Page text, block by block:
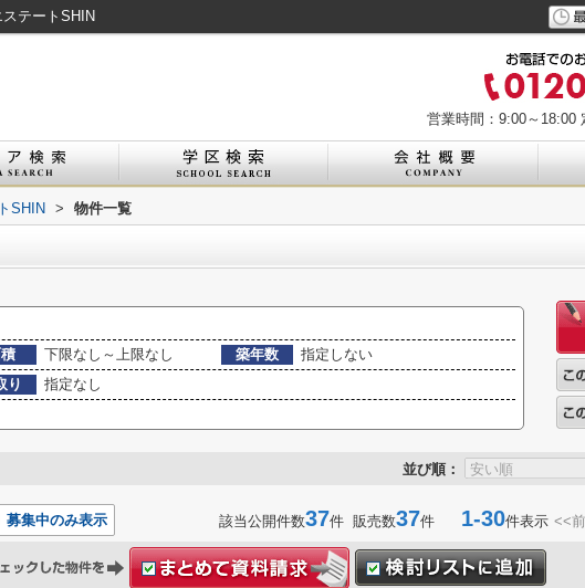
テートSHIN
営業時間：9:00～18:00
SHIN > 物件一覧
下限なし～上限なし 築年数
指定しない
り
指定なし
並び順：
募集中のみ表示 該当公開件数37件 販売数37件 1-30件表示 <<